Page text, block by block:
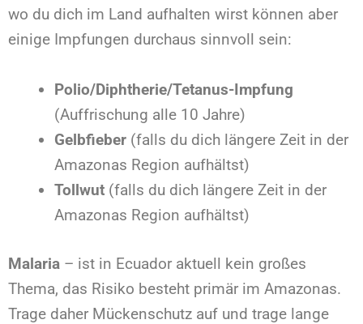
wo du dich im Land aufhalten wirst können aber
einige Impfungen durchaus sinnvoll sein:
Polio/Diphtherie/Tetanus-Impfung
(Auffrischung alle 10 Jahre)
Gelbfieber (falls du dich längere Zeit in der
Amazonas Region aufhältst)
Tollwut (falls du dich längere Zeit in der
Amazonas Region aufhältst)
Malaria – ist in Ecuador aktuell kein großes
Thema, das Risiko besteht primär im Amazonas.
Trage daher Mückenschutz auf und trage lange